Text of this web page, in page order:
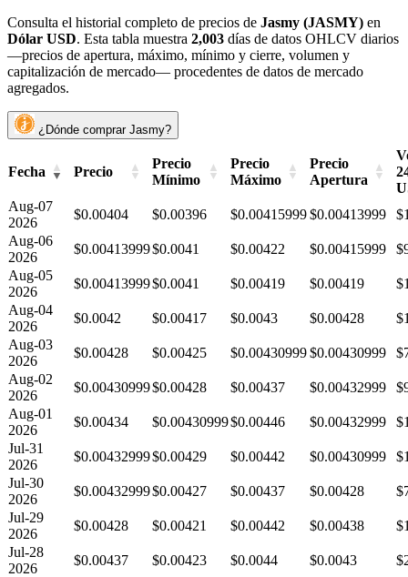
Consulta el historial completo de precios de Jasmy (JASMY) en
Dólar USD. Esta tabla muestra 2,003 días de datos OHLCV diarios
—precios de apertura, máximo, mínimo y cierre, volumen y
capitalización de mercado— procedentes de datos de mercado
agregados.
¿Dónde comprar Jasmy?
Fecha Precio
Precio
Mínimo
Precio
Máximo
Precio
Apertura
Aug-07
2026
$0.00404 $0.00396 $0.00415999$0.00413999
Aug-06
2026
$0.00413999$0.0041 $0.00422 $0.00415999
Aug-05
2026
$0.00413999$0.0041 $0.00419 $0.00419
Aug-04
2026
$0.0042 $0.00417 $0.0043 $0.00428
Aug-03
2026
$0.00428 $0.00425 $0.00430999$0.00430999
Aug-02
2026
$0.00430999$0.00428 $0.00437 $0.00432999
Aug-01
2026
$0.00434 $0.00430999$0.00446 $0.00432999
Jul-31
2026
$0.00432999$0.00429 $0.00442 $0.00430999
Jul-30
2026
$0.00432999$0.00427 $0.00437 $0.00428
Jul-29
2026
$0.00428 $0.00421 $0.00442 $0.00438
Jul-28
2026
$0.00437 $0.00423 $0.0044 $0.0043